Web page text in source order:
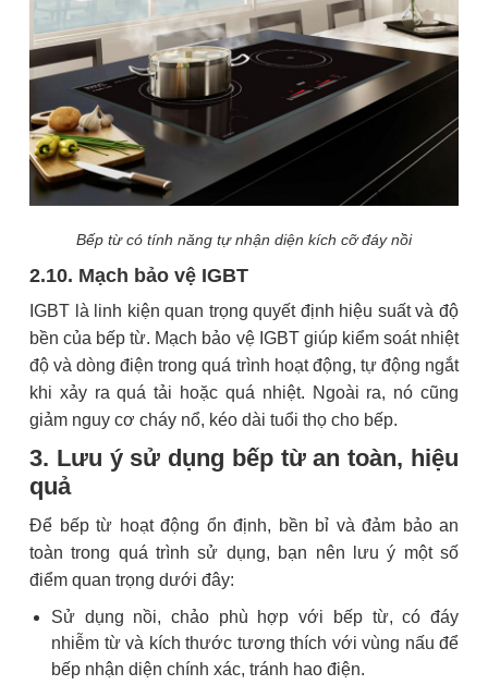
Bếp từ có tính năng tự nhận diện kích cỡ đáy nồi
2.10. Mạch bảo vệ IGBT
IGBT là linh kiện quan trọng quyết định hiệu suất và độ
bền của bếp từ. Mạch bảo vệ IGBT giúp kiểm soát nhiệt
độ và dòng điện trong quá trình hoạt động, tự động ngắt
khi xảy ra quá tải hoặc quá nhiệt. Ngoài ra, nó cũng
giảm nguy cơ cháy nổ, kéo dài tuổi thọ cho bếp.
3. Lưu ý sử dụng bếp từ an toàn, hiệu
quả
Để bếp từ hoạt động ổn định, bền bỉ và đảm bảo an
toàn trong quá trình sử dụng, bạn nên lưu ý một số
điểm quan trọng dưới đây:
Sử dụng nồi, chảo phù hợp với bếp từ, có đáy
nhiễm từ và kích thước tương thích với vùng nấu để
bếp nhận diện chính xác, tránh hao điện.